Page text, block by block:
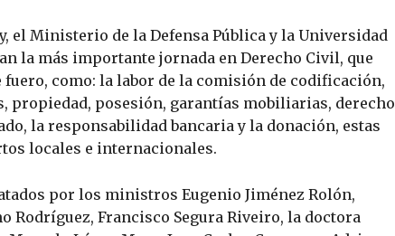
el Ministerio de la Defensa Pública y la Universidad
la más importante jornada en Derecho Civil, que
como: la labor de la comisión de codificación,
propiedad, posesión, garantías mobiliarias, derecho
la responsabilidad bancaria y la donación, estas
locales e internacionales.
por los ministros Eugenio Jiménez Rolón,
Rodríguez, Francisco Segura Riveiro, la doctora